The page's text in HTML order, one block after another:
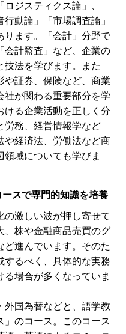
ジスティクス論」、
行動論」「市場調査論」
ります。「会計」分野で
会計監査」など、企業の
技法を学びます。また
や証券、保険など、商業
社が関わる重要部分を学
ける企業活動を正しく分
労務、経営情報学など
や経済法、労働法など商
域についても学びま
スで専門的知識を培養
激しい波が押し寄せて
、株や金融商品売買のグ
ど進んでいます。そのた
するべく、具体的な実務
場合が多くなっていま
国為替などと、語学教
」のコース。このコース